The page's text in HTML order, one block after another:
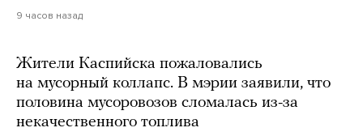
9 часов назад
Жители Каспийска пожаловались
на мусорный коллапс. В мэрии заявили, что
половина мусоровозов сломалась из-за
некачественного топлива